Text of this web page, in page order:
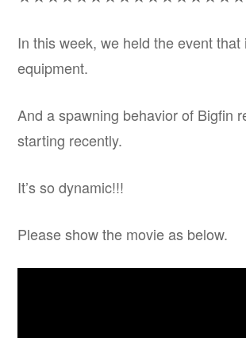
In this week, we held the event that
equipment.
And a spawning behavior of Bigfin
starting recently.
It’s so dynamic!!!
Please show the movie as below.